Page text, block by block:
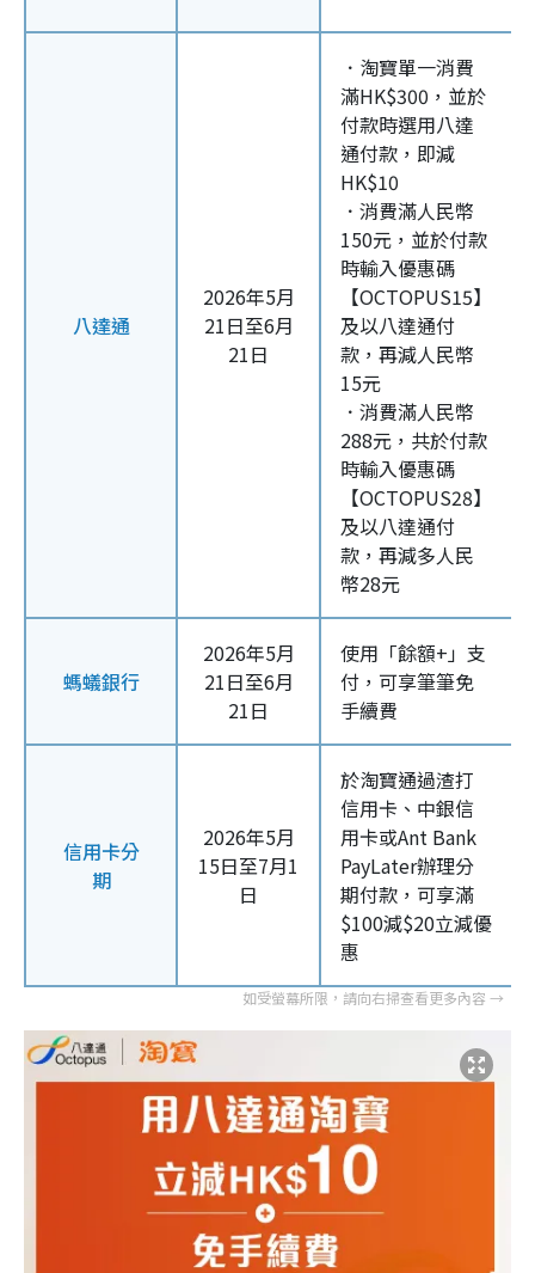
八達通
2026年5月
21日至6月
21日
．淘寶單一消費
滿HK$300，並於
付款時選用八達
通付款，即減
HK$10
．消費滿人民幣
150元，並於付款
時輸入優惠碼
【OCTOPUS15】
及以八達通付
款，再減人民幣
15元
．消費滿人民幣
288元，共於付款
時輸入優惠碼
【OCTOPUS28】
及以八達通付
款，再減多人民
幣28元
螞蟻銀行
2026年5月
21日至6月
21日
使用「餘額+」支
付，可享筆筆免
手續費
信用卡分
期
2026年5月
15日至7月1
日
於淘寶通過渣打
信用卡、中銀信
用卡或Ant Bank
PayLater辦理分
期付款，可享滿
$100減$20立減優
惠